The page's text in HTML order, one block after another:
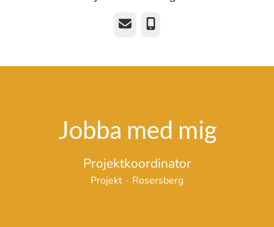
E-post Telefon
Jobba med mig
Projektkoordinator
Projekt · Rosersberg